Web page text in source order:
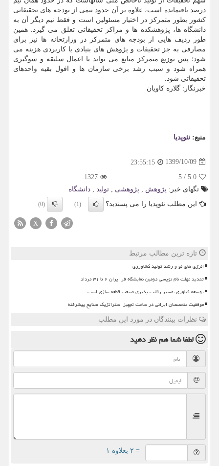
درصد باقیمانده است، علاوه بر آن حدود نیمی از بودجه های تحقیقاتی
کشور بطور متمرکز در اختیار مسئولین است و فقط نیم دیگر آن به
دانشگاه ها، پژوهشکده ها و مراکز تحقیقاتی تعلق می گیرد. همین
طور ردیف هایی از بودجه های متمرکز در وزارتخانه ها نیز برای
مصارفی به جز تحقیقات و پژوهش های بنیادی یا کاربردی هزینه می
شود؛ پس توزیع متمرکز منابع می تواند با اعمال سلیقه و سوگیری
همراه شود و سبب رشد برخی سازمان ها و افول بقیه واحدهای
تحقیقاتی شود.
خبرنگار: گلاره کاویان
منبع: نئوپدیا
1399/10/09
23:55:15
5.0
/
5
1327
تگهای خبر: پژوهش , پژوهشی , تولید , دانشگاه
این مطلب نئوپدیا را می پسندید؟
(1)
(0)
X
تازه ترین مطالب مرتبط
انرژی های نو و رشد تولید کشاورزی
تمدید مهلت نام نویسی دومین نمایشگاه فر ایران ۲ تا ۳۱ مرداد
توسعه فناوری، مسیر رقابت پذیری صنعت قطعه سازی است
موفقیت متخصصان ایرانی در ساخت تجهیز استراتژیک صنایع پیشرفته
نظرات بینندگان در مورد این مطلب
لطفا شما همنظر دهید
= ۲ بعلاوه ۱